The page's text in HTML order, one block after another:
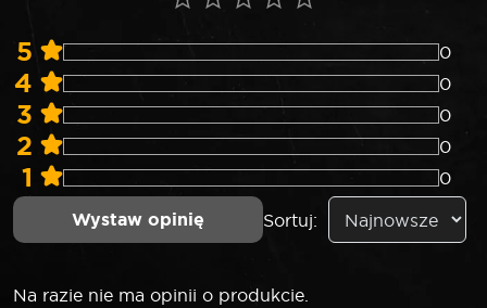
5 0
4 0
3 0
2 0
1 0
Wystaw opinię Sortuj:
Na razie nie ma opinii o produkcie.